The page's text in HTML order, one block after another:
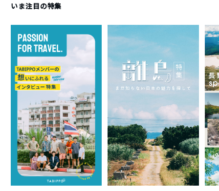
いま注目の特集